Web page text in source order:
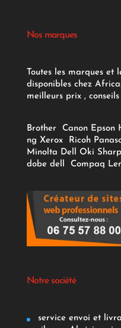
Nos marques
Toutes les marques et
disponibles chez
meilleurs prix ,
Brother Canon Epson
ng Xerox Ricoh
Minolta Dell Oki Sharp
dobe dell Compaq
Notre société
service envoi et